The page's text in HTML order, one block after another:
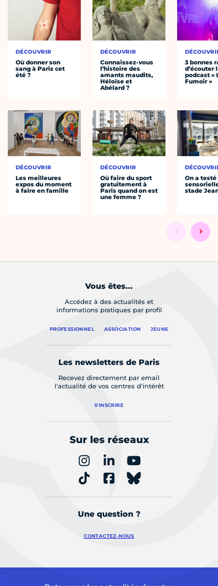
DÉCOUVRIR
Où donner son
sang à Paris cet
été ?
DÉCOUVRIR
Les meilleures
expos du moment
à faire en famille
DÉCOUVRIR
Connaissez-vous
l’histoire des
amants maudits,
Héloïse et
Abélard ?
DÉCOUVRIR
Où faire du sport
gratuitement à
Paris quand on est
une femme ?
3 bonnes
d’écouter
podcast «
Fumoir »
On a
stade
Vous êtes...
Accédez à des actualités et
informations pratiques par profil
PROFESSIONNEL ASSOCIATION JEUNE
Les newsletters de Paris
Recevez directement par email
l'actualité de vos centres d'intérêt
S'INSCRIRE
Sur les réseaux
Une question ?
CONTACTEZ-NOUS